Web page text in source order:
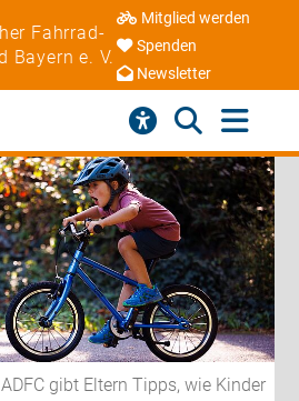
Fahrrad-
Bayern e. V.
Mitglied werden
Spenden
Newsletter
ADFC gibt Eltern Tipps, wie Kinder